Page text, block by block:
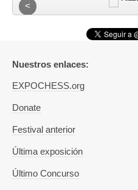
Nuestros enlaces:
EXPOCHESS.org
Donate
Festival anterior
Última exposición
Último Concurso